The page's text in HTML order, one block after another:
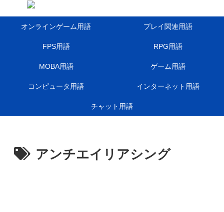
オンラインゲーム用語 プレイ関連用語
FPS用語 RPG用語
MOBA用語 ゲーム用語
コンピュータ用語 インターネット用語
チャット用語
アンチエイリアシング